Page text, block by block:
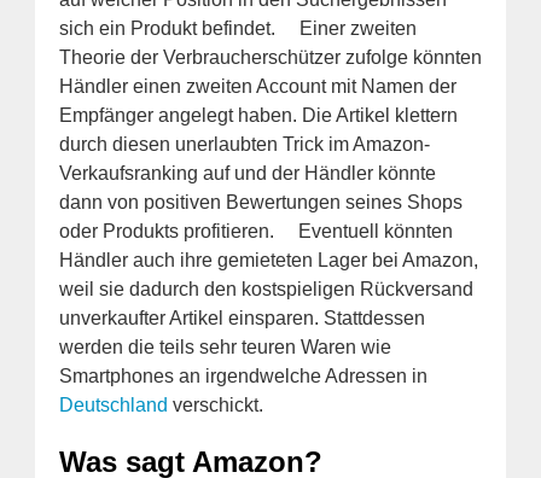
sich ein Produkt befindet. Einer zweiten
Theorie der Verbraucherschützer zufolge könnten
Händler einen zweiten Account mit Namen der
Empfänger angelegt haben. Die Artikel klettern
durch diesen unerlaubten Trick im Amazon-
Verkaufsranking auf und der Händler könnte
dann von positiven Bewertungen seines Shops
oder Produkts profitieren. Eventuell könnten
Händler auch ihre gemieteten Lager bei Amazon,
weil sie dadurch den kostspieligen Rückversand
unverkaufter Artikel einsparen. Stattdessen
werden die teils sehr teuren Waren wie
Smartphones an irgendwelche Adressen in
Deutschland verschickt.
Was sagt Amazon?